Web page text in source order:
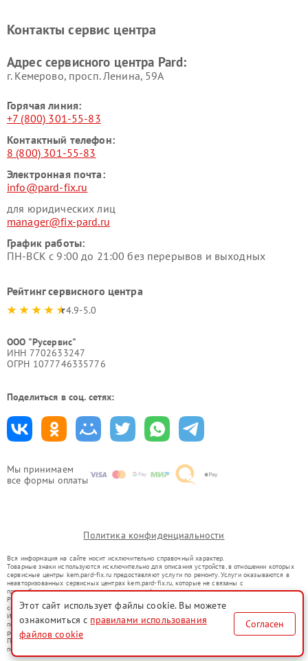
Мы принимаем
все формы оплаты
Контакты сервис центра
Адрес сервисного центра Pard:
г. Кемерово, просп. Ленина, 59А
Горячая линия:
+7 (800) 301-55-83
Контактный телефон:
8 (800) 301-55-83
Электронная почта:
info@pard-fix.ru
для юридических лиц
manager@fix-pard.ru
График работы:
ПН-ВСК с 9:00 до 21:00 без перерывов и выходных
Рейтинг сервисного центра
4.9-5.0
ООО "Русервис"
ИНН 7702633247
ОГРН 1077746335776
Поделиться в соц. сетях:
Политика конфиденциальности
Вся информация на сайте носит исключительно справочный характер.
Товарные знаки используются исключительно для описания устройств, в отношении которых
сервисные центры kem.pard-fix.ru предоставляют услуги по ремонту. Услуги оказываются в
неавторизованных сервисных центрах kem.pard-fix.ru, которые не связаны с
правообладателями товарных знаков или их официальными представителями.
Ремонт осуществляется для устройств, уже введенных в гражданский оборот в соответствии
со статьей 1487 ГК РФ.
Использование товарных знаков не преследует цели индивидуализации услуг или введения
потребителей в заблуждение, а служит для информирования о предоставляемых услугах по
ремонту техники указанных брендов.
Представленная на сайте информация не является публичной офертой, определяемой
положениями Статьи 437(2) Гражданского кодекса РФ
Этот сайт использует файлы cookie. Вы можете
ознакомиться с правилами использования
файлов cookie
Согласен